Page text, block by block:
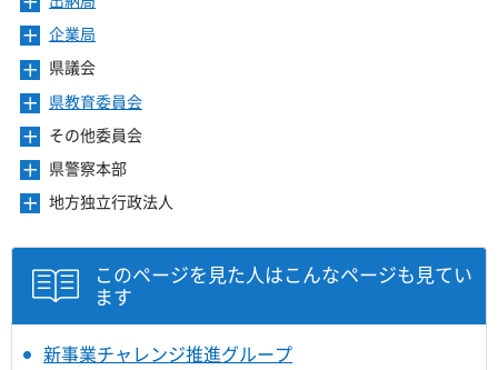
ま
す
開
き
ま
す
を
開
き
ま
す
ュ
ー
を
開
き
ま
す
ニ
ュ
ー
を
開
き
ま
す
メ
ニ
ュ
ー
を
開
き
ま
す
企業局
メ
ニ
ュ
ー
を
開
き
ま
県議会
メ
ニ
ュ
ー
を
開
ま
す
県教育委員会
メ
ニ
ュ
ー
開
き
す
その他委員会
メ
ニ
ュ
を
開
き
県警察本部
メ
ュ
ー
き
ま
地方独立行政法人
このページを見た人はこんなページも見てい
ます
新事業チャレンジ推進グループ